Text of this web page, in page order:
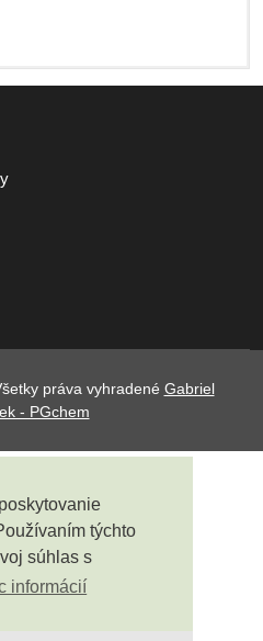
týchto
súhlas s
informácií
práva vyhradené Gabriel
- PGchem